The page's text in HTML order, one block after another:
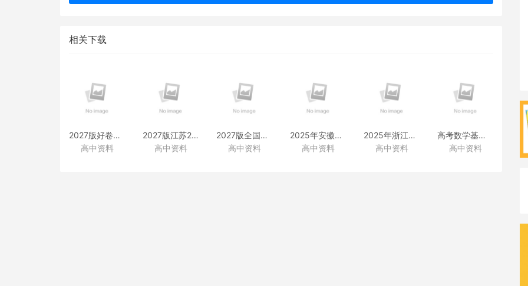
相关下载
2027版好卷速递附赠资料
高中资料
2027版江苏28套附赠资料
高中资料
2027版全国38套附赠资料
高中资料
2025年安徽高考真题
（化学）
高中资料
2025年浙江高考真题
（化学）
高中资料
高考数学基础篇
（类题拓展和变式练透）
高中资料